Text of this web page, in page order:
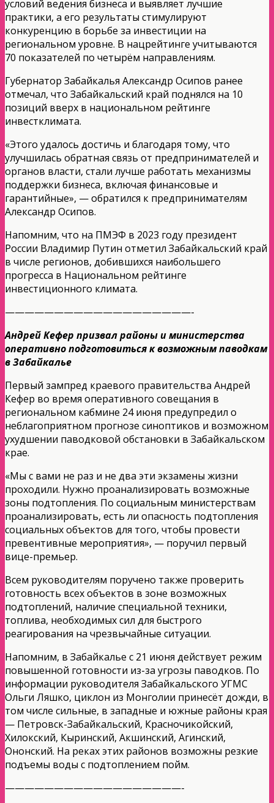
условий ведения бизнеса и выявляет лучшие
практики, а его результаты стимулируют
конкуренцию в борьбе за инвестиции на
региональном уровне. В нацрейтинге учитываются
70 показателей по четырём направлениям.
Губернатор Забайкалья Александр Осипов ранее
отмечал, что Забайкальский край поднялся на 10
позиций вверх в национальном рейтинге
инвестклимата.
«Этого удалось достичь и благодаря тому, что
улучшилась обратная связь от предпринимателей и
органов власти, стали лучше работать механизмы
поддержки бизнеса, включая финансовые и
гарантийные», — обратился к предпринимателям
Александр Осипов.
Напомним, что на ПМЭФ в 2023 году президент
России Владимир Путин отметил Забайкальский край
в числе регионов, добившихся наибольшего
прогресса в Национальном рейтинге
инвестиционного климата.
———————————————————-
Андрей Кефер призвал районы и министерства
оперативно подготовиться к возможным паводкам
в Забайкалье
Первый зампред краевого правительства Андрей
Кефер во время оперативного совещания в
региональном кабмине 24 июня предупредил о
неблагоприятном прогнозе синоптиков и возможном
ухудшении паводковой обстановки в Забайкальском
крае.
«Мы с вами не раз и не два эти экзамены жизни
проходили. Нужно проанализировать возможные
зоны подтопления. По социальным министерствам
проанализировать, есть ли опасность подтопления
социальных объектов для того, чтобы провести
превентивные мероприятия», — поручил первый
вице-премьер.
Всем руководителям поручено также проверить
готовность всех объектов в зоне возможных
подтоплений, наличие специальной техники,
топлива, необходимых сил для быстрого
реагирования на чрезвычайные ситуации.
Напомним, в Забайкалье с 21 июня действует режим
повышенной готовности из-за угрозы паводков. По
информации руководителя Забайкальского УГМС
Ольги Ляшко, циклон из Монголии принесёт дожди, в
том числе сильные, в западные и южные районы края
— Петровск-Забайкальский, Красночикойский,
Хилокский, Кыринский, Акшинский, Агинский,
Ононский. На реках этих районов возможны резкие
подъемы воды с подтоплением пойм.
——————————————————-